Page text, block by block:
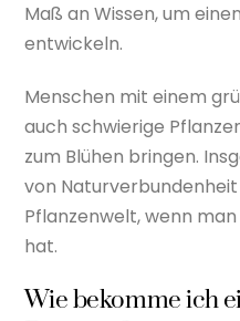
Maß an Wissen, um
entwickeln.
Menschen mit einem
auch schwierige
zum Blühen bringen.
von Naturverbundenheit
Pflanzenwelt, wenn
hat.
Wie bekomme ich